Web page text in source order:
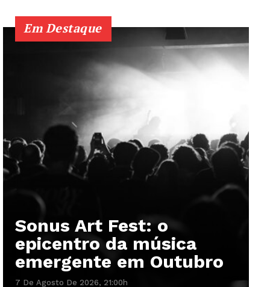
Em Destaque
Sonus Art Fest: o
epicentro da música
emergente em Outubro
7 De Agosto De 2026, 21:00h